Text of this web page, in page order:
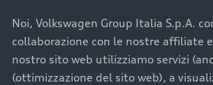
di
Noi, Volkswagen Group Italia S.p.A.
collaborazione con le nostre affiliate
nostro sito web utilizziamo servizi
(ottimizzazione del sito web), a